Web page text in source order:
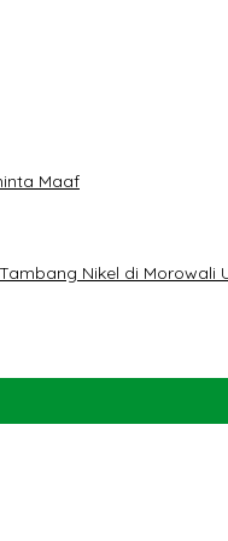
Maaf
Nikel di Morowali